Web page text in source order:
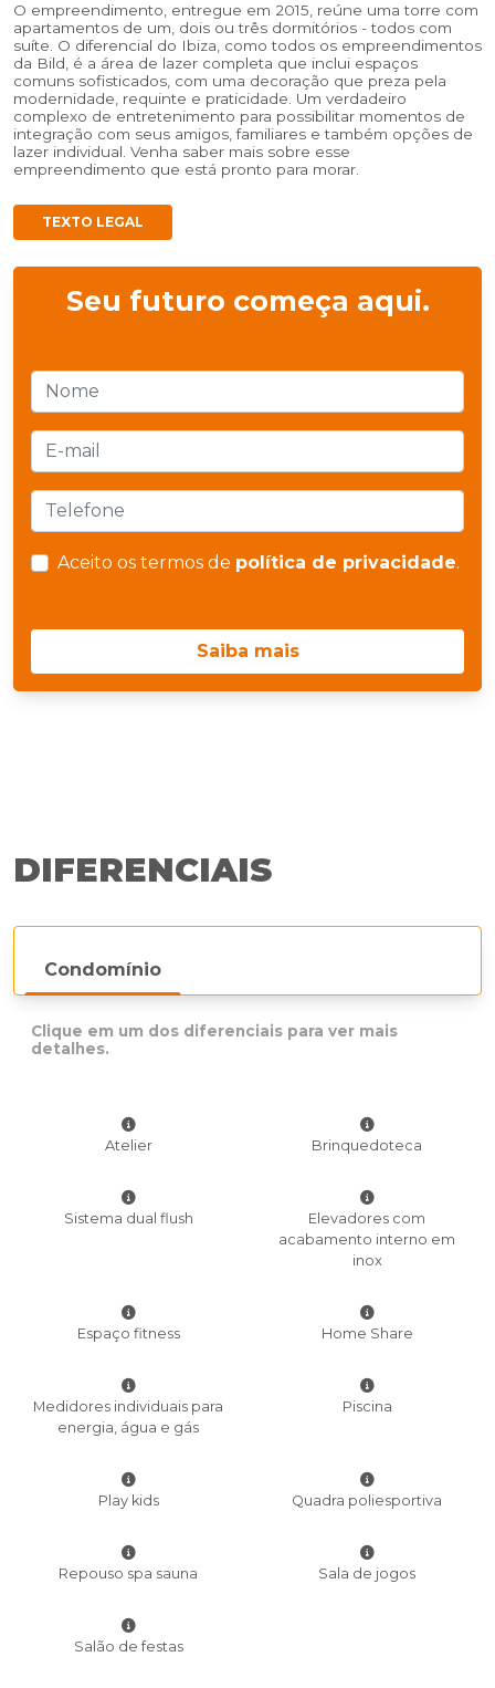
O empreendimento, entregue em 2015, reúne uma torre com
apartamentos de um, dois ou três dormitórios - todos com
suíte. O diferencial do Ibiza, como todos os empreendimentos
da Bild, é a área de lazer completa que inclui espaços
comuns sofisticados, com uma decoração que preza pela
modernidade, requinte e praticidade. Um verdadeiro
complexo de entretenimento para possibilitar momentos de
integração com seus amigos, familiares e também opções de
lazer individual. Venha saber mais sobre esse
empreendimento que está pronto para morar.
TEXTO LEGAL
Seu futuro começa aqui.
Aceito os termos de política de privacidade.
Saiba mais
DIFERENCIAIS
Condomínio
Clique em um dos diferenciais para ver mais
detalhes.
Atelier Brinquedoteca
Sistema dual flush
Elevadores com
acabamento interno em
inox
Espaço fitness Home Share
Medidores individuais para
energia, água e gás
Piscina
Play kids Quadra poliesportiva
Repouso spa sauna Sala de jogos
Salão de festas